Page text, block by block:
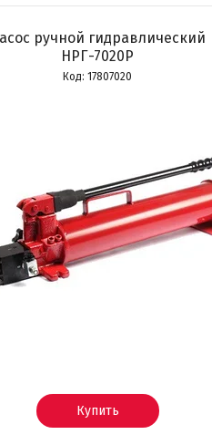
ручной гидравлический
НРГ-7020Р
17807020
Купить